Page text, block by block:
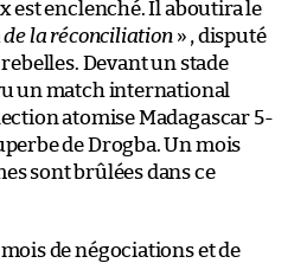
est enclenché. Il aboutira le
de la réconciliation» , disputé
Devant un stade
un match international
atomise Madagascar 5-
de Drogba. Un mois
sont brûlées dans ce
de négociations et de